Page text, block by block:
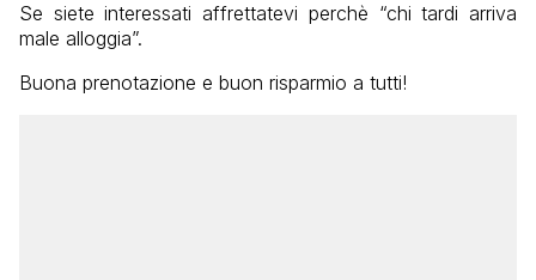
Se siete interessati affrettatevi perchè “chi tardi arriva
male alloggia”.
Buona prenotazione e buon risparmio a tutti!